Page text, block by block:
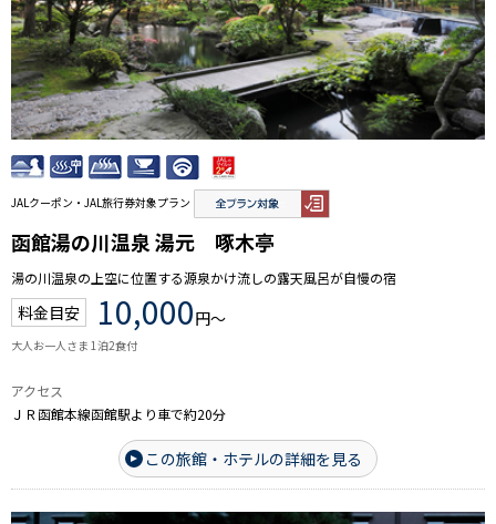
JALクーポン・JAL旅行券対象プラン
函館湯の川温泉 湯元 啄木亭
湯の川温泉の上空に位置する源泉かけ流しの露天風呂が自慢の宿
料金目安 10,000円～
大人お一人さま 1泊2食付
アクセス
ＪＲ函館本線函館駅より車で約20分
この旅館・ホテルの詳細を見る